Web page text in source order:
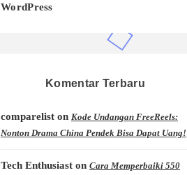
WordPress
Komentar Terbaru
comparelist on Kode Undangan FreeReels:
Nonton Drama China Pendek Bisa Dapat Uang!
Tech Enthusiast onCara Memperbaiki 550